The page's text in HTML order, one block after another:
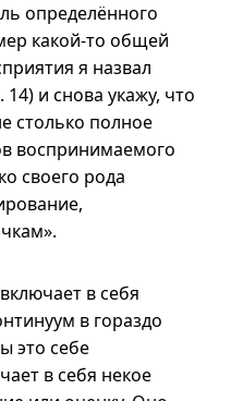
определённого
какой-то общей
я назвал
и снова укажу, что
столько полное
воспринимаемого
своего рода
в себя
в гораздо
это себе
в себя некое